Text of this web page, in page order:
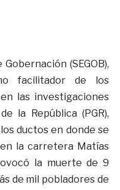
(SEGOB),
facilitador de los
las investigaciones
la República (PGR),
ductos en donde se
la carretera Matías
la muerte de 9
de mil pobladores de